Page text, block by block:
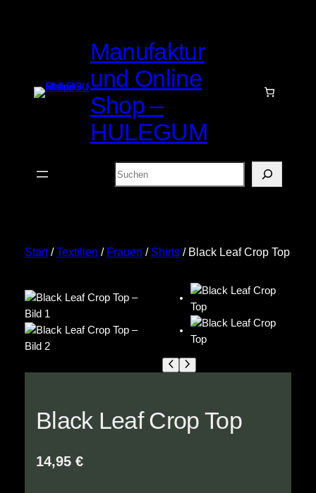
Manufaktur
und Online
Shop –
HULEGUM
Suchen
Start/Textilien / Frauen / Shirts/ Black Leaf Crop Top
Black Leaf Crop Top
14,95 €